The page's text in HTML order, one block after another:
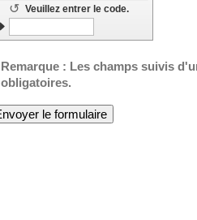
Veuillez entrer le code.
↺
Remarque : Les champs suivis
obligatoires.